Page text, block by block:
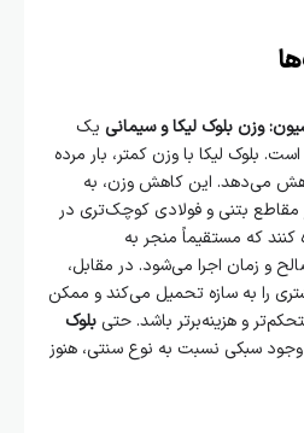
وزن بلوک لیکا و سیمانی یک
بلوک لیکا با وزن کمتر، بار مرده
می‌دهد. این کاهش وزن، به
مقاطع بتنی و فولادی کوچک‌تری در
که مستقیماً منجر به
و زمان اجرا می‌شود. در مقابل،
را به سازه تحمیل می‌کند و ممکن
و هزینه‌برتر باشد. حتی بلوک
وجود سبکی نسبت به نوع سنتی، هنوز